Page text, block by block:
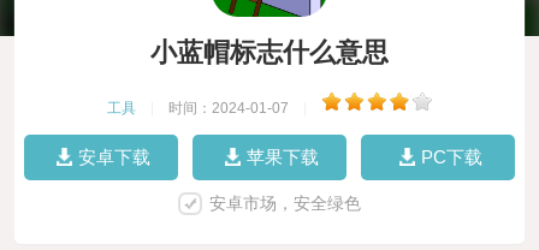
小蓝帽标志什么意思
工具 时间：2024-01-07
安卓下载 苹果下载 PC下载
安卓市场，安全绿色